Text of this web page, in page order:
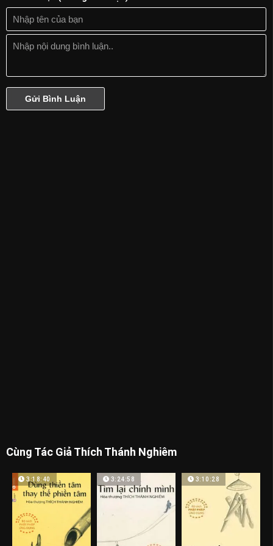
Cùng Tác Giả Thích Thánh Nghiêm
3:18:40 3:24:58 3:10:28